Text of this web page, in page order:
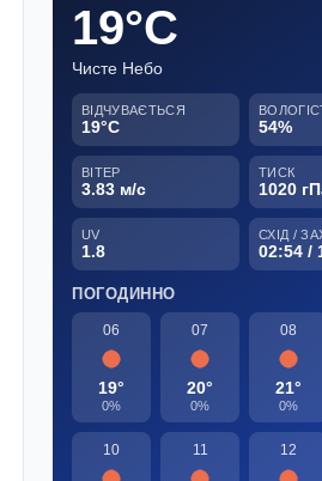
19°C
Чисте Небо
ВІДЧУВАЄТЬСЯ
19°C 54%
ВІТЕР
3.83 м/с
ТИСК
1020
UV
1.8
СХІД /
02:54 /
ПОГОДИННО
06
19°
0%
07
20°
0%
08
21°
0%
10 11 12